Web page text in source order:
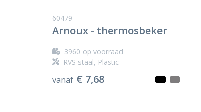
60479
Arnoux - thermosbeker
3960 op voorraad
RVS staal, Plastic
vanaf € 7,68